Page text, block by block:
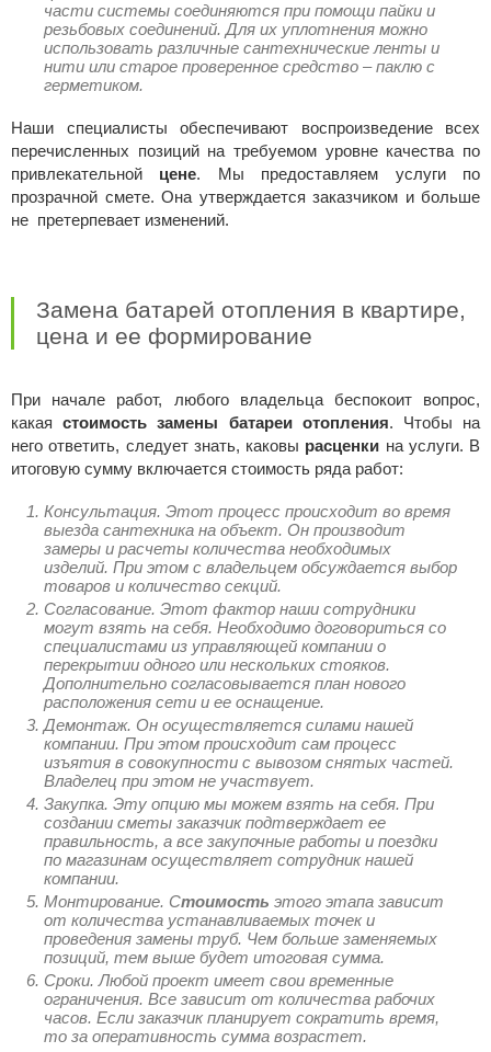
части системы соединяются при помощи пайки и
резьбовых соединений. Для их уплотнения можно
использовать различные сантехнические ленты и
нити или старое проверенное средство – паклю с
герметиком.
Наши специалисты обеспечивают воспроизведение всех
перечисленных позиций на требуемом уровне качества по
привлекательной цене. Мы предоставляем услуги по
прозрачной смете. Она утверждается заказчиком и больше
не претерпевает изменений.
Замена батарей отопления в квартире,
цена и ее формирование
При начале работ, любого владельца беспокоит вопрос,
какаястоимость замены батареи отопления. Чтобы на
него ответить, следует знать, каковы расценки на услуги. В
итоговую сумму включается стоимость ряда работ:
Консультация. Этот процесс происходит во время
выезда сантехника на объект. Он производит
замеры и расчеты количества необходимых
изделий. При этом с владельцем обсуждается выбор
товаров и количество секций.
Согласование. Этот фактор наши сотрудники
могут взять на себя. Необходимо договориться со
специалистами из управляющей компании о
перекрытии одного или нескольких стояков.
Дополнительно согласовывается план нового
расположения сети и ее оснащение.
Демонтаж. Он осуществляется силами нашей
компании. При этом происходит сам процесс
изъятия в совокупности с вывозом снятых частей.
Владелец при этом не участвует.
Закупка. Эту опцию мы можем взять на себя. При
создании сметы заказчик подтверждает ее
правильность, а все закупочные работы и поездки
по магазинам осуществляет сотрудник нашей
компании.
Монтирование. Стоимость этого этапа зависит
от количества устанавливаемых точек и
проведения замены труб. Чем больше заменяемых
позиций, тем выше будет итоговая сумма.
Сроки. Любой проект имеет свои временные
ограничения. Все зависит от количества рабочих
часов. Если заказчик планирует сократить время,
то за оперативность сумма возрастет.